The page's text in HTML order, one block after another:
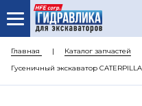
Главная Каталог запчастей
Гусеничный экскаватор